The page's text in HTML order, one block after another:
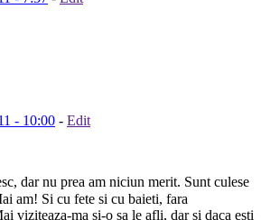
- 10:00 - Edit
dar nu prea am niciun merit. Sunt culese
am! Si cu fete si cu baieti, fara
viziteaza-ma si-o sa le afli, dar si daca esti